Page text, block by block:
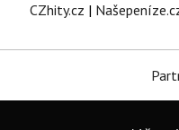
CZhity.cz |